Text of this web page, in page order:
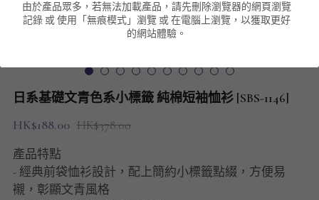
短袖 POLO T-Shirt
針織外套
棒球外套
夾棉外套
男裝衛衣
連帽衛衣
長褲
九分褲
搜索
日系基礎文青色系小標籤 純棉短袖恤衫 [SBS-1146]
HK$188.00 HK$378.00
產品特點
- 經典前袋恤衫設計，配上簡約小標籤點綴，方便易
襯，彰顯文青風格
針織外套
男裝長袖T-SHIRT
由於產品眾多，若無法加載產品，請先刪除瀏覽器的網頁瀏覽
記錄 或 使用「無痕模式」瀏覽 或 在電腦上瀏覽，以獲取更好
的網站體驗。